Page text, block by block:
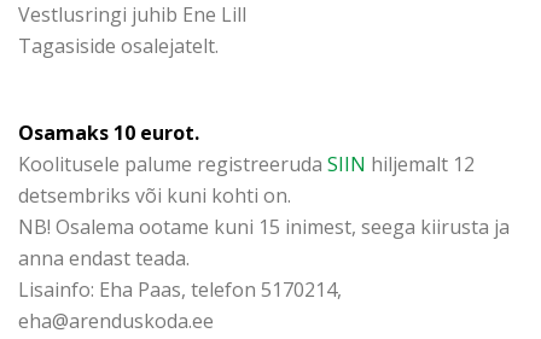
Vestlusringi juhib Ene Lill
Tagasiside osalejatelt.
Osamaks 10 eurot.
Koolitusele palume registreeruda SIIN hiljemalt 12
detsembriks või kuni kohti on.
NB! Osalema ootame kuni 15 inimest, seega kiirusta ja
anna endast teada.
Lisainfo: Eha Paas, telefon 5170214,
eha@arenduskoda.ee